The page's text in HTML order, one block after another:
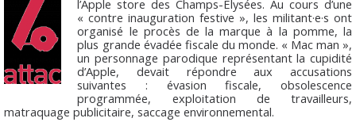
l’Apple store des Champs-Elysées. Au cours d’une
« contre inauguration festive », les militant·e·s ont
organisé le procès de la marque à la pomme, la
plus grande évadée fiscale du monde. « Mac man »,
un personnage parodique représentant la cupidité
d’Apple, devait répondre aux accusations
suivantes : évasion fiscale, obsolescence
programmée, exploitation de travailleurs,
matraquage publicitaire, saccage environnemental.